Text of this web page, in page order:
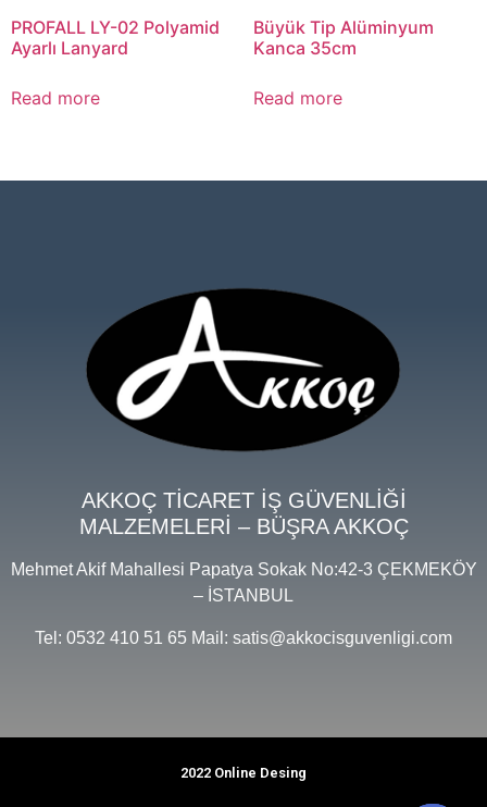
PROFALL LY-02 Polyamid
Ayarlı Lanyard
Read more
Büyük Tip Alüminyum
Kanca 35cm
Read more
AKKOÇ TİCARET İŞ GÜVENLİĞİ
MALZEMELERİ – BÜŞRA AKKOÇ
Mehmet Akif Mahallesi Papatya Sokak No:42-3 ÇEKMEKÖY
– İSTANBUL
Tel: 0532 410 51 65 Mail: satis@akkocisguvenligi.com
2022 Online Desing